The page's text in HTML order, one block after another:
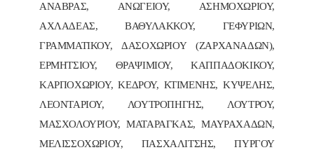
ΑΝΑΒΡΑΣ, ΑΝΩΓΕΙΟΥ, ΑΣΗΜΟΧΩΡΙΟΥ,
ΑΧΛΑΔΕΑΣ, ΒΑΘΥΛΑΚΚΟΥ, ΓΕΦΥΡΙΩΝ,
ΓΡΑΜΜΑΤΙΚΟΥ, ΔΑΣΟΧΩΡΙΟΥ (ΖΑΡΧΑΝΑΔΩΝ),
ΕΡΜΗΤΣΙΟΥ, ΘΡΑΨΙΜΙΟΥ, ΚΑΠΠΑΔΟΚΙΚΟΥ,
ΚΑΡΠΟΧΩΡΙΟΥ, ΚΕΔΡΟΥ, ΚΤΙΜΕΝΗΣ, ΚΥΨΕΛΗΣ,
ΛΕΟΝΤΑΡΙΟΥ, ΛΟΥΤΡΟΠΗΓΗΣ, ΛΟΥΤΡΟΥ,
ΜΑΣΧΟΛΟΥΡΙΟΥ, ΜΑΤΑΡΑΓΚΑΣ, ΜΑΥΡΑΧΑΔΩΝ,
ΜΕΛΙΣΣΟΧΩΡΙΟΥ, ΠΑΣΧΑΛΙΤΣΗΣ, ΠΥΡΓΟΥ